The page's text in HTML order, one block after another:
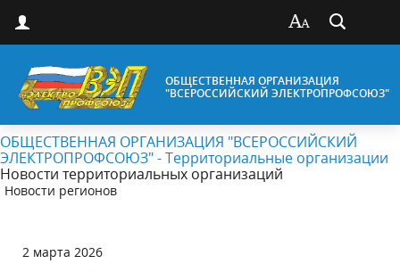
ОБЩЕСТВЕННАЯ ОРГАНИЗАЦИЯ
"ВСЕРОССИЙСКИЙ ЭЛЕКТРОПРОФСОЮЗ"
ОБЩЕСТВЕННАЯ ОРГАНИЗАЦИЯ "ВСЕРОССИЙСКИЙ
ЭЛЕКТРОПРОФСОЮЗ" - Территориальные организации
Новости территориальных организаций
Новости регионов
2 марта 2026